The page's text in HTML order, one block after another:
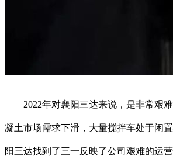
2022年对襄阳三达来说，是非常艰难
凝土市场需求下滑，大量搅拌车处于闲
阳三达找到了三一反映了公司艰难的运